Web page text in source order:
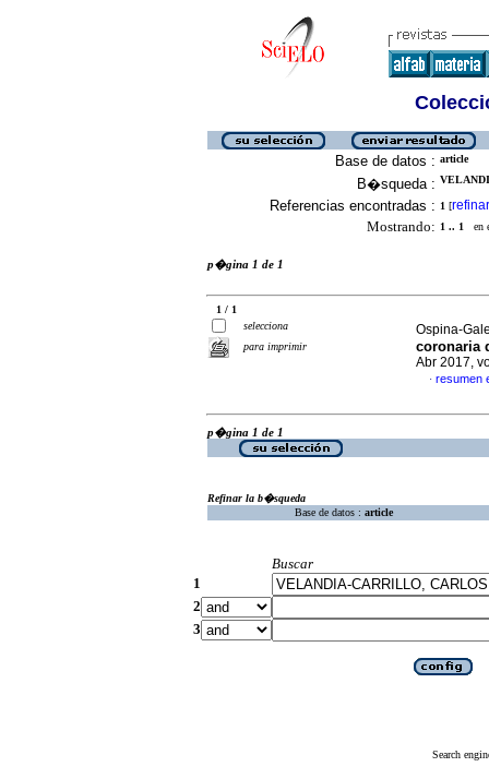
Base de datos : article
B�squeda :
Referencias encontradas : 1 [refinar
Mostrando: 1 .. 1 en
p�gina 1 de 1
1 / 1
selecciona
para imprimir
Ospina-
coronaria
Abr 2017,
· resumen
p�gina 1 de 1
Refinar la b�squeda
Base de datos : article
Buscar
1
2
3
Search